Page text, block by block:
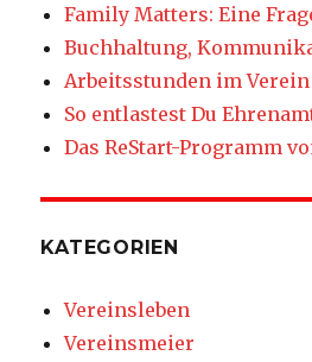
Family Matters: Eine
Buchhaltung,
Arbeitsstunden im Verein
So entlastest Du
Das ReStart-Programm
KATEGORIEN
Vereinsleben
Vereinsmeier